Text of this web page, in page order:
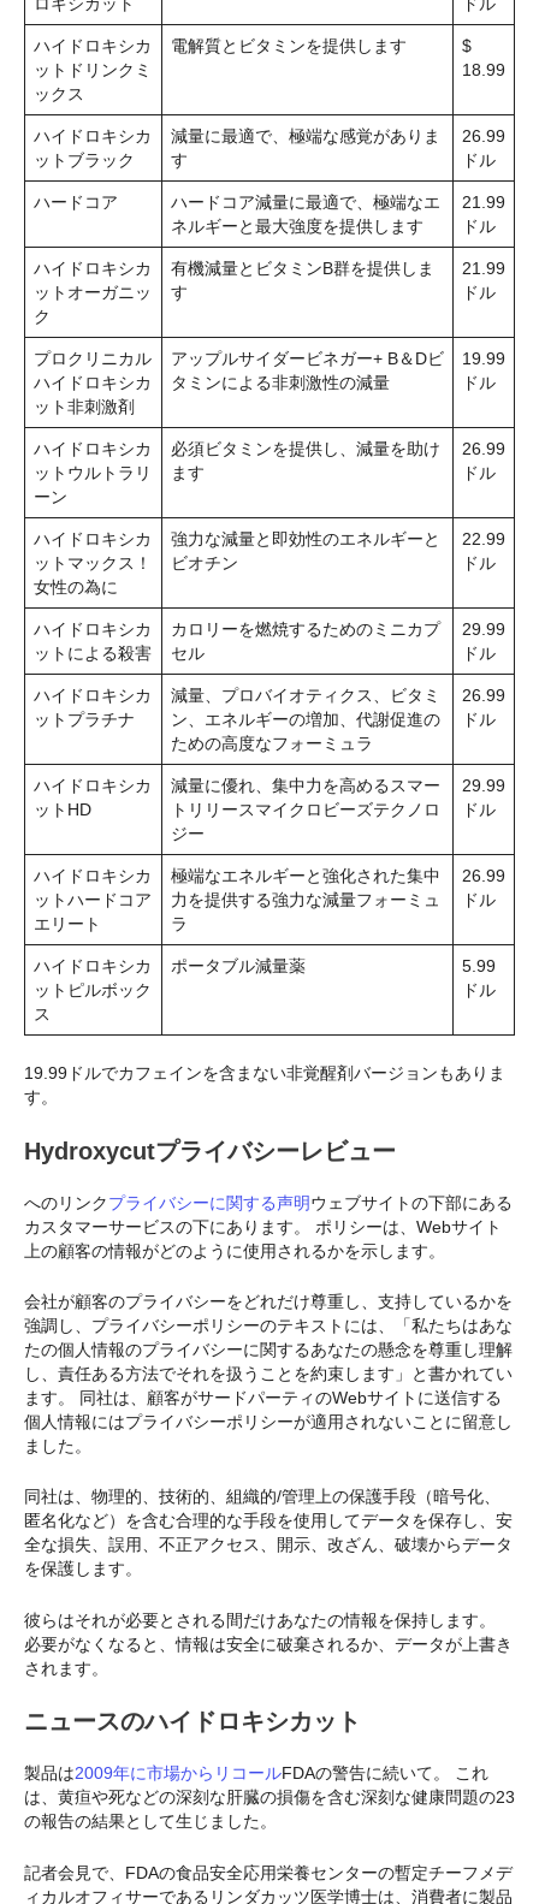
ロキシカット
ドル
ハイドロキシカ
ットドリンクミ
ックス
電解質とビタミンを提供します
$
18.99
ハイドロキシカ
ットブラック
減量に最適で、極端な感覚がありま
す
26.99
ドル
ハードコア
ハードコア減量に最適で、極端なエ
ネルギーと最大強度を提供します
21.99
ドル
ハイドロキシカ
ットオーガニッ
ク
有機減量とビタミンB群を提供しま
す
21.99
ドル
プロクリニカル
ハイドロキシカ
ット非刺激剤
アップルサイダービネガー+ B＆Dビ
タミンによる非刺激性の減量
19.99
ドル
ハイドロキシカ
ットウルトラリ
ーン
必須ビタミンを提供し、減量を助け
ます
26.99
ドル
ハイドロキシカ
ットマックス！
女性の為に
強力な減量と即効性のエネルギーと
ビオチン
22.99
ドル
ハイドロキシカ
ットによる殺害
カロリーを燃焼するためのミニカプ
セル
29.99
ドル
ハイドロキシカ
ットプラチナ
減量、プロバイオティクス、ビタミ
ン、エネルギーの増加、代謝促進の
ための高度なフォーミュラ
26.99
ドル
ハイドロキシカ
ットHD
減量に優れ、集中力を高めるスマー
トリリースマイクロビーズテクノロ
ジー
29.99
ドル
ハイドロキシカ
ットハードコア
エリート
極端なエネルギーと強化された集中
力を提供する強力な減量フォーミュ
ラ
26.99
ドル
ハイドロキシカ
ットピルボック
ス
ポータブル減量薬
5.99
ドル
19.99ドルでカフェインを含まない非覚醒剤バージョンもありま
す。
Hydroxycutプライバシーレビュー
へのリンクプライバシーに関する声明ウェブサイトの下部にある
カスタマーサービスの下にあります。 ポリシーは、Webサイト
上の顧客の情報がどのように使用されるかを示します。
会社が顧客のプライバシーをどれだけ尊重し、支持しているかを
強調し、プライバシーポリシーのテキストには、「私たちはあな
たの個人情報のプライバシーに関するあなたの懸念を尊重し理解
し、責任ある方法でそれを扱うことを約束します」と書かれてい
ます。 同社は、顧客がサードパーティのWebサイトに送信する
個人情報にはプライバシーポリシーが適用されないことに留意し
ました。
同社は、物理的、技術的、組織的/管理上の保護手段（暗号化、
匿名化など）を含む合理的な手段を使用してデータを保存し、安
全な損失、誤用、不正アクセス、開示、改ざん、破壊からデータ
を保護します。
彼らはそれが必要とされる間だけあなたの情報を保持します。
必要がなくなると、情報は安全に破棄されるか、データが上書き
されます。
ニュースのハイドロキシカット
製品は2009年に市場からリコールFDAの警告に続いて。 これ
は、黄疸や死などの深刻な肝臓の損傷を含む深刻な健康問題の23
の報告の結果として生じました。
記者会見で、FDAの食品安全応用栄養センターの暫定チーフメデ
ィカルオフィサーであるリンダカッツ医学博士は、消費者に製品